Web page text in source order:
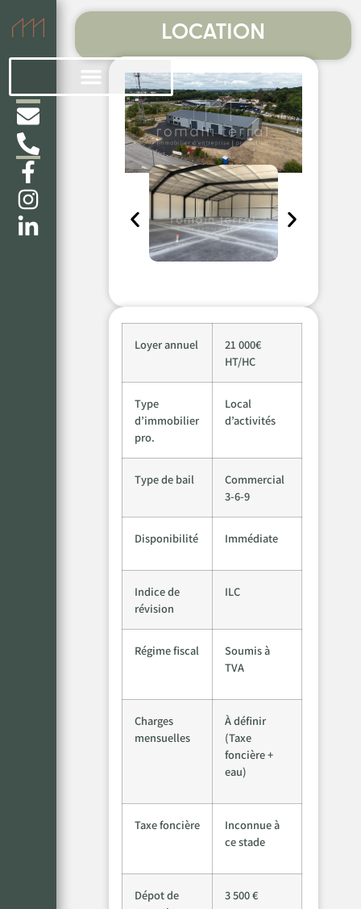
LOCATION
Loyer annuel
21 000€
HT/HC
Type
d’immobilier
pro.
Local
d’activités
Type de bail
Commercial
3-6-9
Disponibilité Immédiate
Indice de
révision
ILC
Régime fiscal
Soumis à
TVA
Charges
mensuelles
À définir
(Taxe
foncière +
eau)
Taxe foncière
Inconnue à
ce stade
Dépot de
3 500 €